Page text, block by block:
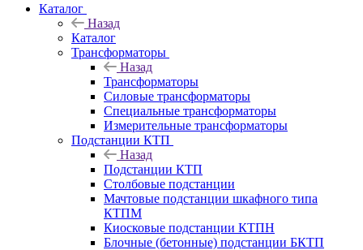
Каталог
Назад
Каталог
Трансформаторы
Назад
Трансформаторы
Силовые трансформаторы
Специальные трансформаторы
Измерительные трансформаторы
Подстанции КТП
Назад
Подстанции КТП
Столбовые подстанции
Мачтовые подстанции шкафного типа
КТПМ
Киосковые подстанции КТПН
Блочные (бетонные) подстанции БКТП